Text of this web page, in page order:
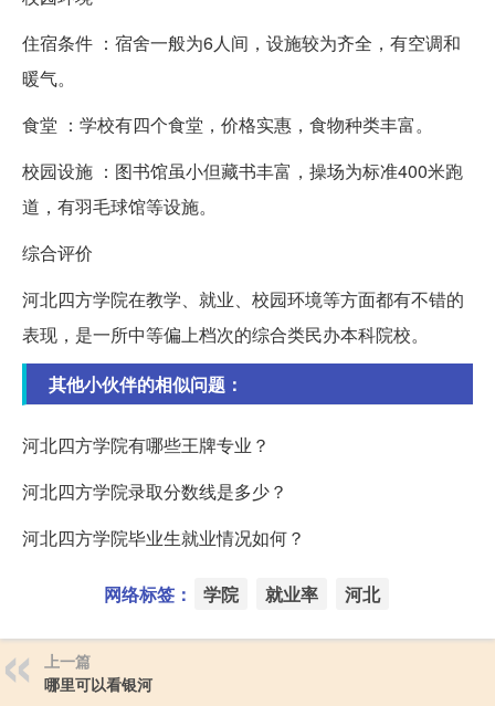
住宿条件 ：宿舍一般为6人间，设施较为齐全，有空调和
暖气。
食堂 ：学校有四个食堂，价格实惠，食物种类丰富。
校园设施 ：图书馆虽小但藏书丰富，操场为标准400米跑
道，有羽毛球馆等设施。
综合评价
河北四方学院在教学、就业、校园环境等方面都有不错的
表现，是一所中等偏上档次的综合类民办本科院校。
其他小伙伴的相似问题：
河北四方学院有哪些王牌专业？
河北四方学院录取分数线是多少？
河北四方学院毕业生就业情况如何？
网络标签： 学院 就业率 河北
上一篇
哪里可以看银河